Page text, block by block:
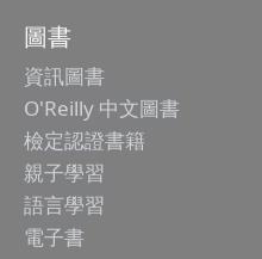
圖書
資訊圖書
O'Reilly 中文圖書
檢定認證書籍
親子學習
語言學習
電子書